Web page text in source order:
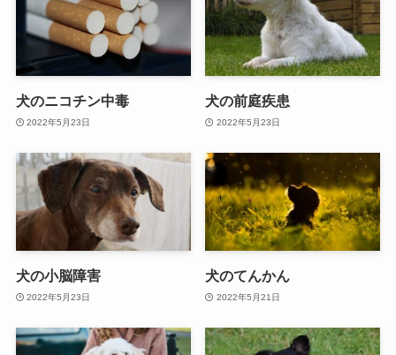
犬のニコチン中毒
2022年5月23日
犬の前庭疾患
2022年5月23日
犬の小脳障害
2022年5月23日
犬のてんかん
2022年5月21日